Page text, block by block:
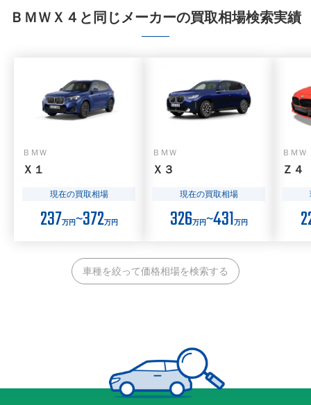
ＢＭＷＸ４と同じメーカーの買取相場検索実績
ＢＭＷ
Ｘ１
現在の買取相場
237万円〜372万円
ＢＭＷ
Ｘ３
現在の買取相場
326万円〜431万円
ＢＭＷ
Ｚ４
車種を絞って価格相場を検索する